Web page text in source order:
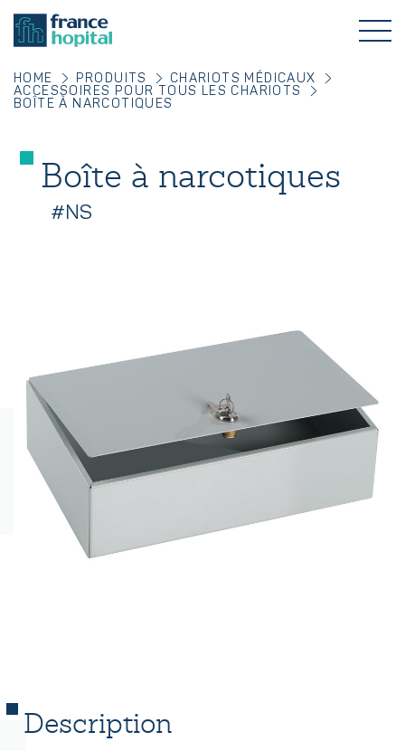
HOME PRODUITS
CHARIOTS MÉDICAUX
ACCESSOIRES POUR TOUS LES CHARIOTS
BOÎTE À NARCOTIQUES
Boîte à narcotiques
#NS
Description